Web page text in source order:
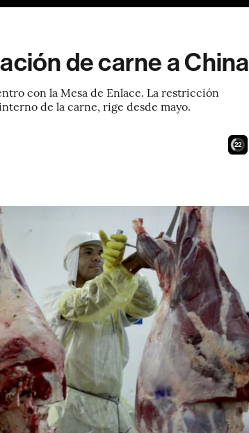
de carne a China
con la Mesa de Enlace. La restricción
de la carne, rige desde mayo.
21